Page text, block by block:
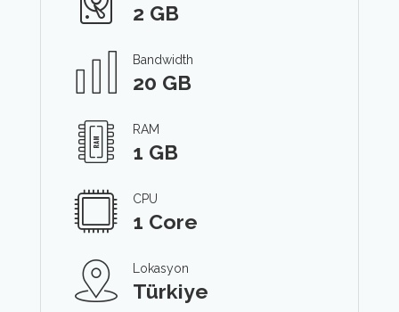
2 GB
Bandwidth
20 GB
RAM
1 GB
CPU
1 Core
Lokasyon
Türkiye